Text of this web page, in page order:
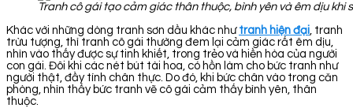
Tranh cô gái tạo cảm giác thân thuộc, bình yên và êm dịu khi
Khác với những dòng tranh sơn dầu khác như tranh hiện đại , tranh
trừu tượng, thì tranh cô gái thường đem lại cảm giác rất êm dịu,
nhìn vào thấy được sự tinh khiết, trong trẻo và hiền hòa của người
con gái. Đôi khi các nét bút tài hoa, có hồn làm cho bức tranh như
người thật, đầy tính chân thực. Do đó, khi bức chân vào trong căn
phòng, nhìn thấy bức tranh vẽ cô gái cảm thấy bình yên, thân
thuộc.